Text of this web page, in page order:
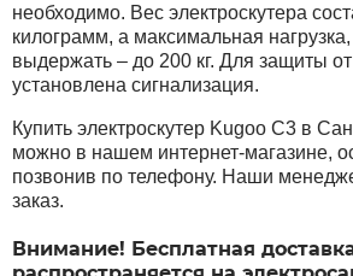
необходимо. Вес электроскутера
килограмм, а максимальная
выдержать – до 200 кг. Для защиты от
установлена сигнализация.
Купить электроскутер Kugoo C3 в
можно в нашем интернет-магазине,
позвонив по телефону. Наши
заказ.
Внимание! Бесплатная